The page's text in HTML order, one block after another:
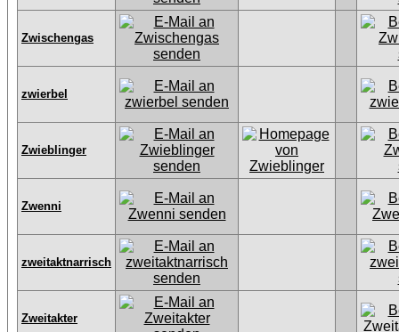
Zwischengas
zwierbel
Zwieblinger
Zwenni
zweitaktnarrisch
Zweitakter